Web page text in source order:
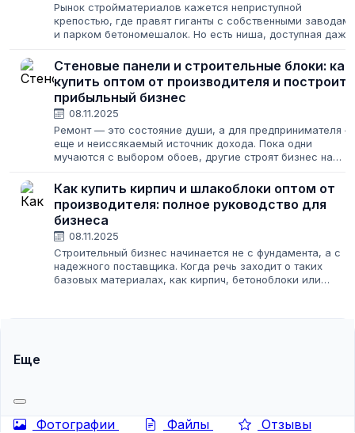
Рынок стройматериалов кажется неприступной
крепостью, где правят гиганты с собственными
и парком бетономешалок. Но есть ниша, доступная даже
строительные смеси. Штукатурка, клей, шпаклевка,...
Стеновые панели и строительные блоки: как
купить оптом от производителя и построить
прибыльный бизнес
08.11.2025
Ремонт — это состояние души, а для предпринимателя —
еще и неиссякаемый источник дохода. Пока одни
мучаются с выбором обоев, другие строят бизнес на
и строительные блоки — это золотая...
Как купить кирпич и шлакоблоки оптом от
производителя: полное руководство для
бизнеса
08.11.2025
Строительный бизнес начинается не с фундамента, а с
надежного поставщика. Когда речь заходит о таких
базовых материалах, как кирпич, бетоноблоки или
Еще
Фотографии Файлы Отзывы